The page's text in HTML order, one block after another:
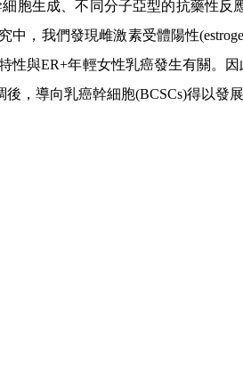
胞生成、不同分子亞型的抗藥性
中，我們發現雌激素受體陽性
性與ER+年輕女性乳癌發生有關。
後，導向乳癌幹細胞(BCSCs)得以發